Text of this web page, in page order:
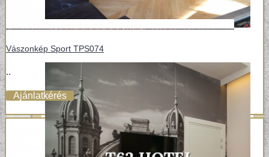
Vászonkép Sport TPS074
..
Ajánlatkérés